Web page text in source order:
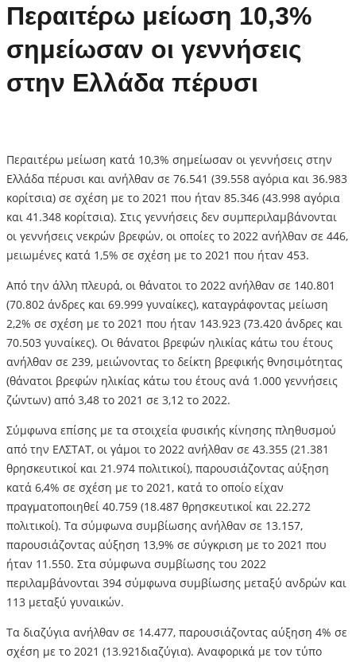
Περαιτέρω μείωση 10,3%
σημείωσαν οι γεννήσεις
στην Ελλάδα πέρυσι
Περαιτέρω μείωση κατά 10,3% σημείωσαν οι γεννήσεις στην
Ελλάδα πέρυσι και ανήλθαν σε 76.541 (39.558 αγόρια και 36.983
κορίτσια) σε σχέση με το 2021 που ήταν 85.346 (43.998 αγόρια
και 41.348 κορίτσια). Στις γεννήσεις δεν συμπεριλαμβάνονται
οι γεννήσεις νεκρών βρεφών, οι οποίες το 2022 ανήλθαν σε 446,
μειωμένες κατά 1,5% σε σχέση με το 2021 που ήταν 453.
Από την άλλη πλευρά, οι θάνατοι το 2022 ανήλθαν σε 140.801
(70.802 άνδρες και 69.999 γυναίκες), καταγράφοντας μείωση
2,2% σε σχέση με το 2021 που ήταν 143.923 (73.420 άνδρες και
70.503 γυναίκες). Οι θάνατοι βρεφών ηλικίας κάτω του έτους
ανήλθαν σε 239, μειώνοντας το δείκτη βρεφικής θνησιμότητας
(θάνατοι βρεφών ηλικίας κάτω του έτους ανά 1.000 γεννήσεις
ζώντων) από 3,48 το 2021 σε 3,12 το 2022.
Σύμφωνα επίσης με τα στοιχεία φυσικής κίνησης πληθυσμού
από την ΕΛΣΤΑΤ, οι γάμοι το 2022 ανήλθαν σε 43.355 (21.381
θρησκευτικοί και 21.974 πολιτικοί), παρουσιάζοντας αύξηση
κατά 6,4% σε σχέση με το 2021, κατά το οποίο είχαν
πραγματοποιηθεί 40.759 (18.487 θρησκευτικοί και 22.272
πολιτικοί). Τα σύμφωνα συμβίωσης ανήλθαν σε 13.157,
παρουσιάζοντας αύξηση 13,9% σε σύγκριση με το 2021 που
ήταν 11.550. Στα σύμφωνα συμβίωσης του 2022
περιλαμβάνονται 394 σύμφωνα συμβίωσης μεταξύ ανδρών και
113 μεταξύ γυναικών.
Τα διαζύγια ανήλθαν σε 14.477, παρουσιάζοντας αύξηση 4% σε
σχέση με το 2021 (13.921διαζύγια). Αναφορικά με τον τύπο